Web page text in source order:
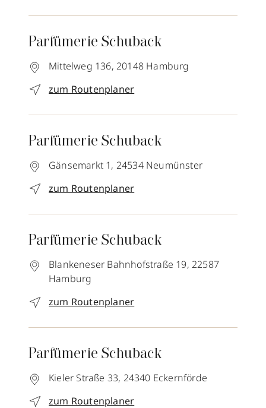
Parfümerie Schuback
Mittelweg 136, 20148 Hamburg
zum Routenplaner
Parfümerie Schuback
Gänsemarkt 1, 24534 Neumünster
zum Routenplaner
Parfümerie Schuback
Blankeneser Bahnhofstraße 19, 22587
Hamburg
zum Routenplaner
Parfümerie Schuback
Kieler Straße 33, 24340 Eckernförde
zum Routenplaner